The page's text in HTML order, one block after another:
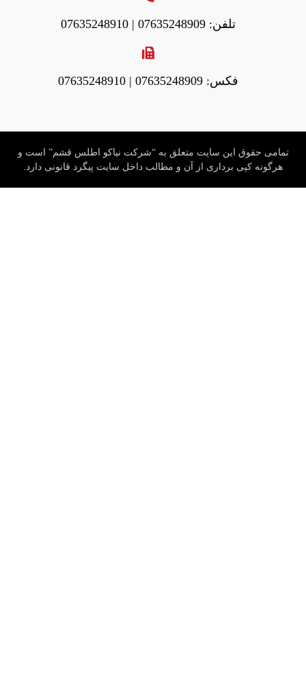
تلفن: 07635248909 | 07635248910
فکس: 07635248909 | 07635248910
تمامی حقوق این سایت متعلق به “شرکت نیاکو اطلس قشم” است و
هرگونه کپی برداری از آن و مطالب داخل سایت پیگرد قانونی دارد.